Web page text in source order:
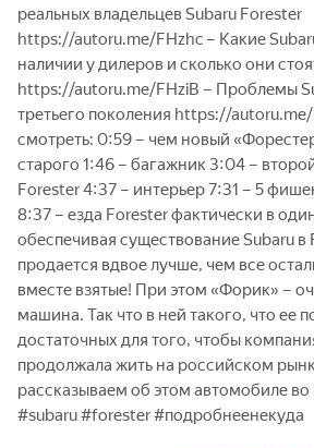
реальных владельцев Subaru Forester
https://autoru.me/FHzhc – Какие
наличии у дилеров и сколько они
https://autoru.me/FHziB – Проблемы
третьего поколения https://
смотреть: 0:59 – чем новый
старого 1:46 – багажник 3:04 –
Forester 4:37 – интерьер 7:31 – 5
8:37 – езда Forester фактически в
обеспечивая существование Subaru
продается вдвое лучше, чем все
вместе взятые! При этом «Форик» –
машина. Так что в ней такого, что ее
достаточных для того, чтобы
продолжала жить на российском
рассказываем об этом автомобиле
#subaru #forester #подробнеенекуда